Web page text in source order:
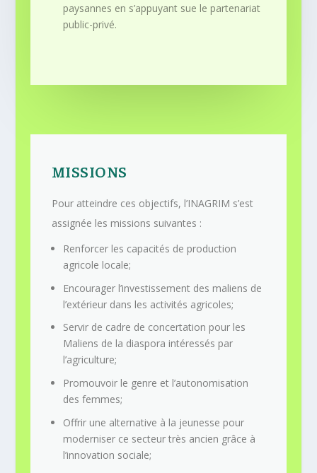
paysannes en s’appuyant sue le partenariat
public-privé.
MISSIONS
Pour atteindre ces objectifs, l’INAGRIM s’est
assignée les missions suivantes :
Renforcer les capacités de production
agricole locale;
Encourager l’investissement des maliens de
l’extérieur dans les activités agricoles;
Servir de cadre de concertation pour les
Maliens de la diaspora intéressés par
l’agriculture;
Promouvoir le genre et l’autonomisation
des femmes;
Offrir une alternative à la jeunesse pour
moderniser ce secteur très ancien grâce à
l’innovation sociale;